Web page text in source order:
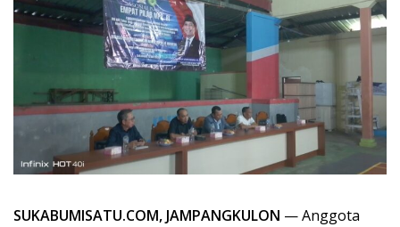
SUKABUMISATU.COM, JAMPANGKULON — Anggota